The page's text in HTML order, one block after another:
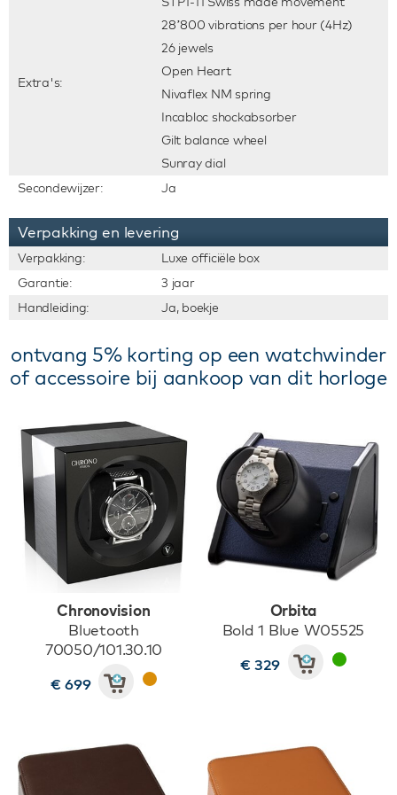
Extra's:
28’800 vibrations per hour (4Hz)
26 jewels
Open Heart
Nivaflex NM spring
Incabloc shockabsorber
Gilt balance wheel
Sunray dial
Secondewijzer:
Ja
Verpakking en levering
Verpakking:
Luxe officiële box
Garantie:
3 jaar
Handleiding:
Ja, boekje
ontvang 5% korting op een watchwinder
of accessoire bij aankoop van dit horloge
Chronovision
Bluetooth
70050/101.30.10
€ 699
Orbita
Bold 1 Blue W05525
€ 329